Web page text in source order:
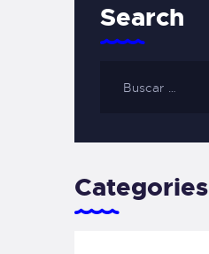
Search
Categories